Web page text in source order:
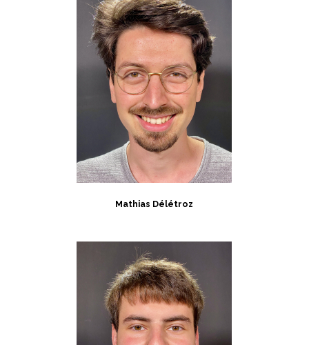
Mathias Délétroz